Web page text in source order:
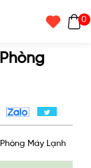
0
Máy Lạnh